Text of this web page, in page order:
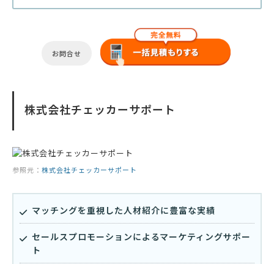
お問合せ
株式会社チェッカーサポート
参照元： 株式会社チェッカーサポート
マッチングを重視した人材紹介に豊富な実績
セールスプロモーションによるマーケティングサポー
ト